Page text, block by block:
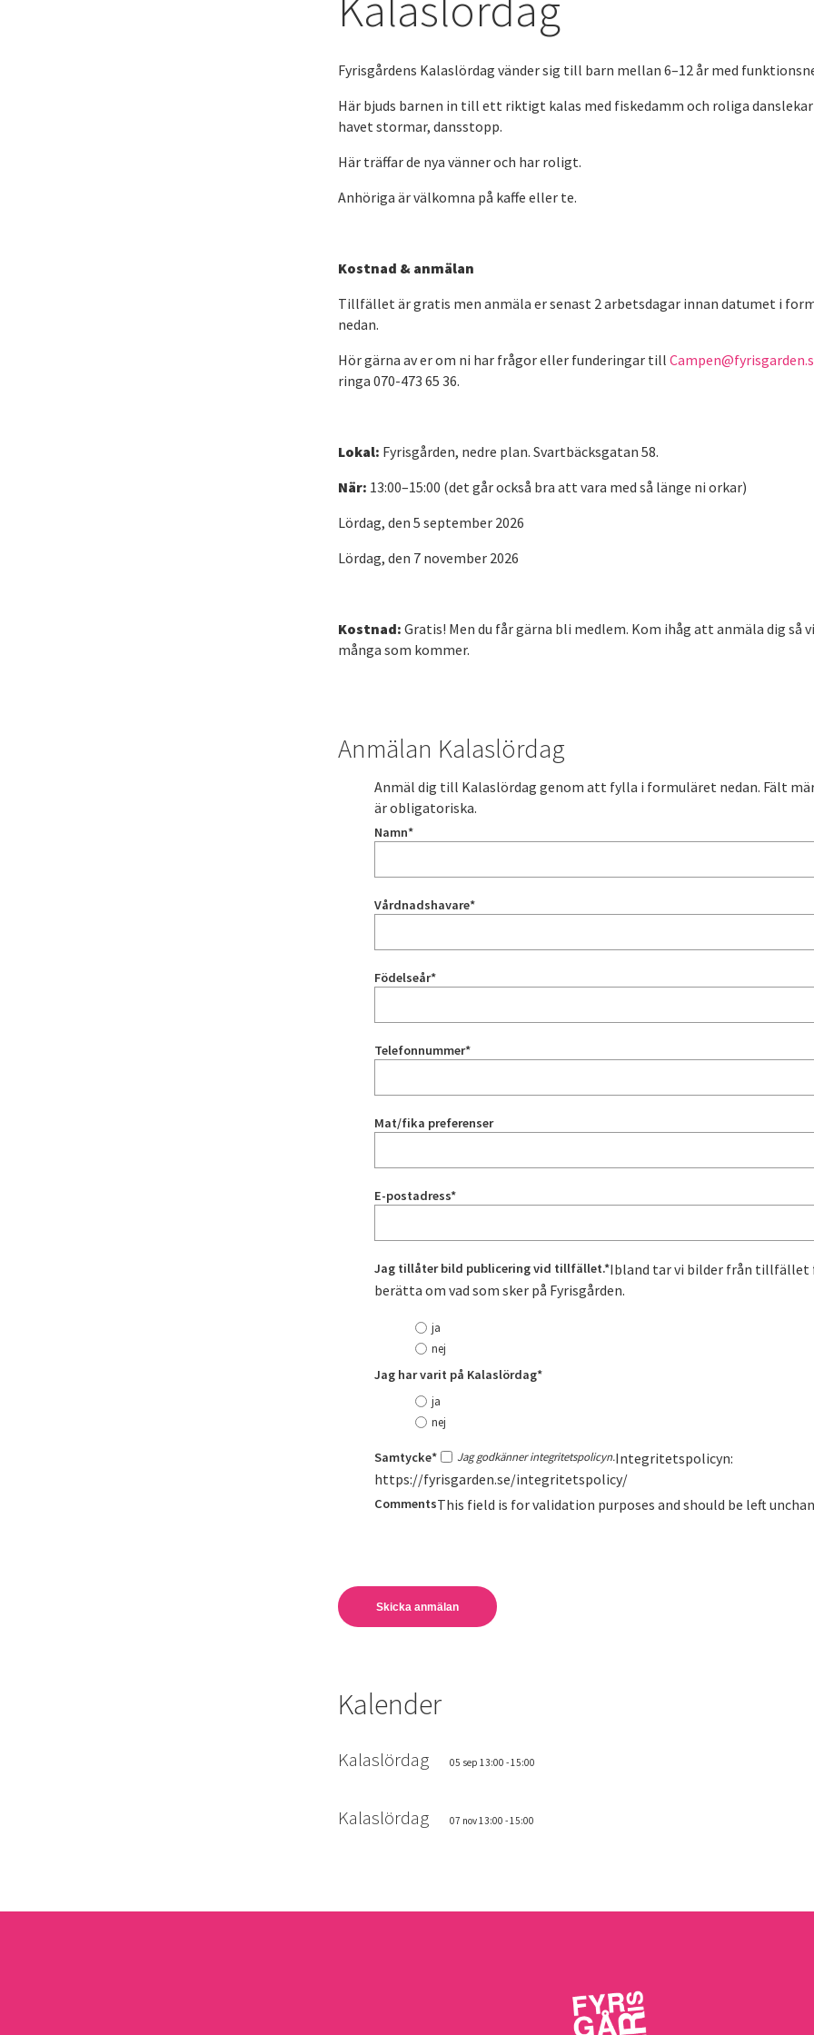
Fyrisgårdens Kalaslördag vänder sig till barn mellan 6–12 år med
Här bjuds barnen in till ett riktigt kalas med fiskedamm och roliga
havet stormar, dansstopp.
Här träffar de nya vänner och har roligt.
Anhöriga är välkomna på kaffe eller te.
Kostnad & anmälan
Tillfället är gratis men anmäla er senast 2 arbetsdagar innan datumet i
nedan.
Hör gärna av er om ni har frågor eller funderingar till
ringa 070-473 65 36.
Lokal: Fyrisgården, nedre plan. Svartbäcksgatan 58.
När: 13:00–15:00 (det går också bra att vara med så länge ni orkar)
Lördag, den 5 september 2026
Lördag, den 7 november 2026
Kostnad: Gratis! Men du får gärna bli medlem. Kom ihåg att anmäla dig så
många som kommer.
Anmälan Kalaslördag
Anmäl dig till Kalaslördag genom att fylla i formuläret nedan. Fält
är obligatoriska.
Namn*
Vårdnadshavare*
Födelseår*
Telefonnummer*
Mat/fika preferenser
E-postadress*
Jag tillåter bild publicering vid tillfället.*Ibland tar vi bilder från
berätta om vad som sker på Fyrisgården.
ja
nej
Jag har varit på Kalaslördag*
ja
nej
Samtycke* Jag godkänner integritetspolicyn.Integritetspolicyn:
https://fyrisgarden.se/integritetspolicy/
CommentsThis field is for validation purposes and should be left
Kalender
Kalaslördag 05 sep 13:00 - 15:00
Kalaslördag 07 nov 13:00 - 15:00